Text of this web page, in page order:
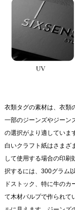
衣類タグの素材は、衣類
一部のジーンズやジーン
の選択がより適していま
白いクラフト紙はさまざ
して使用する場合の印刷
択するには、300グラム
ドストック、特に牛の
て木材パルプで作られて